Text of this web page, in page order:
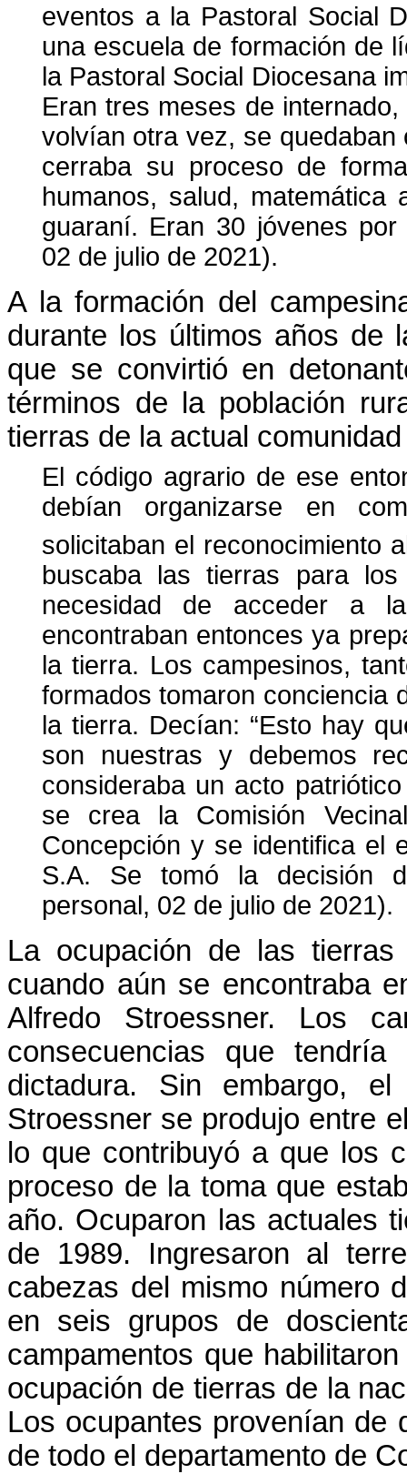
eventos a la Pastoral Social
una escuela de formación de
la Pastoral Social Diocesana
Eran tres meses de
volvían otra vez, se
cerraba su proceso de
humanos, salud, matemática
guaraní. Eran 30 jóvenes
02 de julio de 2021).
A la formación del
durante los últimos años de
que se convirtió en
términos de la población
tierras de la actual
El código agrario de ese
debían organizarse en
solicitaban el reconocimiento
buscaba las tierras para
necesidad de acceder a
encontraban entonces ya
la tierra. Los campesinos,
formados tomaron conciencia
la tierra. Decían: “Esto hay
son nuestras y debemos
consideraba un acto
se crea la Comisión
Concepción y se identifica el
S.A. Se tomó la decisión
personal, 02 de julio de 2021).
La ocupación de las
cuando aún se encontraba
Alfredo Stroessner. Los
consecuencias que
dictadura. Sin embargo,
Stroessner se produjo entre
lo que contribuyó a que los
proceso de la toma que
año. Ocuparon las actuales
de 1989. Ingresaron al
cabezas del mismo número
en seis grupos de
campamentos que
ocupación de tierras de la
Los ocupantes provenían de
de todo el departamento de